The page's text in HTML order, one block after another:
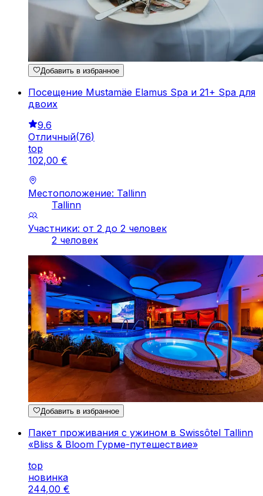
Добавить в избранное
Посещение Mustamäe Elamus Spa и 21+ Spa для
двоих
9.6
Отличный(76)
top
102,00 €
Местоположение: Tallinn
Tallinn
Участники: от 2 до 2 человек
2 человек
Добавить в избранное
Пакет проживания с ужином в Swissôtel Tallinn
«Bliss & Bloom Гурме-путешествие»
top
новинка
244,00 €